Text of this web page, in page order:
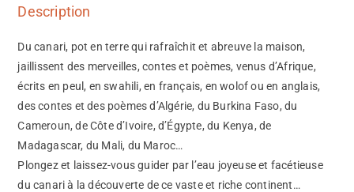
Description
Du canari, pot en terre qui rafraîchit et abreuve la maison,
jaillissent des merveilles, contes et poèmes, venus d’Afrique,
écrits en peul, en swahili, en français, en wolof ou en anglais,
des contes et des poèmes d’Algérie, du Burkina Faso, du
Cameroun, de Côte d’Ivoire, d’Égypte, du Kenya, de
Madagascar, du Mali, du Maroc…
Plongez et laissez-vous guider par l’eau joyeuse et facétieuse
du canari à la découverte de ce vaste et riche continent…